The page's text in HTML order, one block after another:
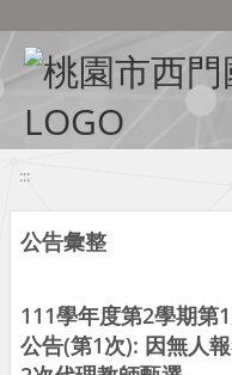
:::
公告彙整
111學年度第2學期第
公告(第1次): 因無人